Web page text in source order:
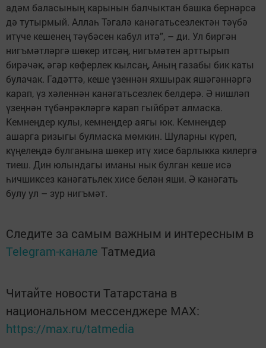
адәм баласының карынын балчыктан башка бернәрсә
дә тутырмый. Аллаһ Тәгалә канәгатьсезлектән тәүбә
итүче кешенең тәүбәсен кабул итә”, – ди. Ул биргән
нигъмәтләргә шөкер итсәң, нигъмәтен арттырып
бирәчәк, әгәр көферлек кылсаң, Аның газабы бик каты
булачак. Гадәттә, кеше үзеннән яхшырак яшәгәннәргә
карап, үз хәленнән канәгатьсезлек белдерә. Ә нишләп
үзеңнән түбәнрәкләргә карап гыйбрәт алмаска.
Кемнеңдер кулы, кемнеңдер аягы юк. Кемнеңдер
ашарга ризыгы булмаска мөмкин. Шуларны күреп,
күңелеңдә булганына шөкер итү хисе барлыкка килергә
тиеш. Дин юлындагы иманы нык булган кеше исә
һичшиксез канәгатьлек хисе белән яши. Ә канәгать
булу ул – зур нигъмәт.
Следите за самым важным и интересным в
Telegram-канале Татмедиа
Читайте новости Татарстана в
национальном мессенджере MАХ:
https://max.ru/tatmedia